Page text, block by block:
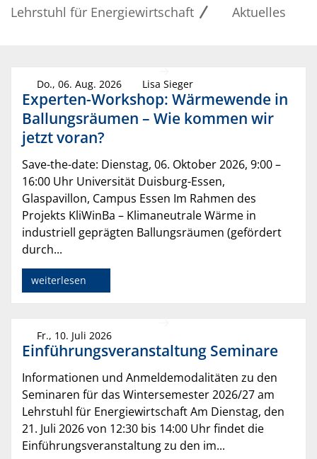
Lehrstuhl für Energiewirtschaft Aktuelles
Do., 06. Aug. 2026 Lisa Sieger
Experten-Workshop: Wärmewende in
Ballungsräumen – Wie kommen wir
jetzt voran?
Save-the-date: Dienstag, 06. Oktober 2026, 9:00 –
16:00 Uhr Universität Duisburg-Essen,
Glaspavillon, Campus Essen Im Rahmen des
Projekts KliWinBa – Klimaneutrale Wärme in
industriell geprägten Ballungsräumen (gefördert
durch...
weiterlesen
Fr., 10. Juli 2026
Einführungsveranstaltung Seminare
Informationen und Anmeldemodalitäten zu den
Seminaren für das Wintersemester 2026/27 am
Lehrstuhl für Energiewirtschaft Am Dienstag, den
21. Juli 2026 von 12:30 bis 14:00 Uhr findet die
Einführungsveranstaltung zu den im...